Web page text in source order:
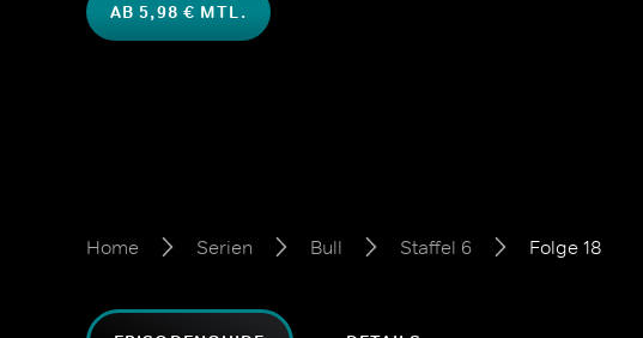
AB 5,98 € MTL.
Home Serien Bull Staffel 6 Folge 18